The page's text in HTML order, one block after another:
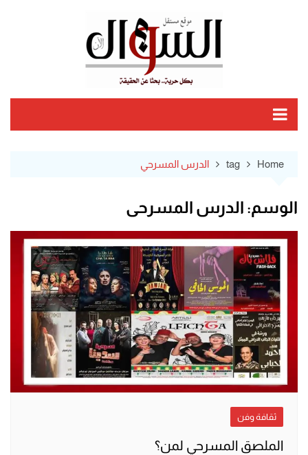
Home
tag الدرس المسرحي
الوسم: الدرس المسرحي
ثقافة وفن
الملصق المسرحي لمن؟